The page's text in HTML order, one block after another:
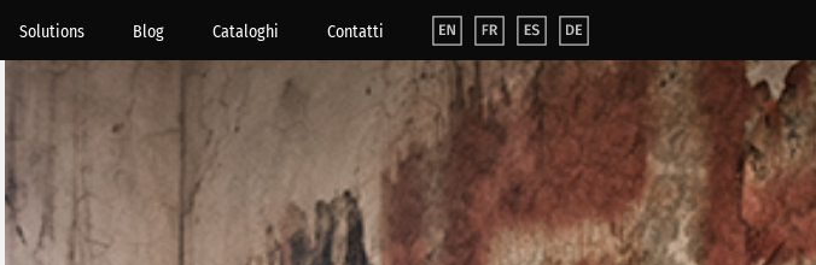
Solutions Blog Cataloghi Contatti